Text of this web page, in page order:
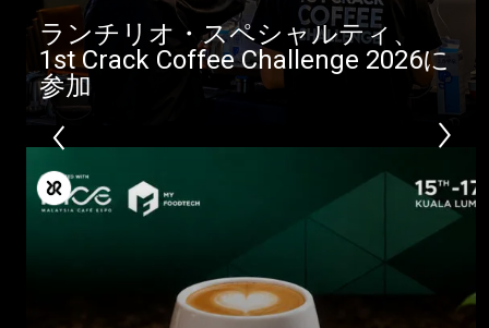
ランチリオ・スペシャルティ、
1st Crack Coffee Challenge 2026に
参加